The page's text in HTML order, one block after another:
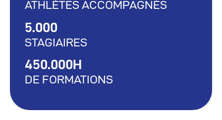
ATHLÈTES ACCOMPAGNÉS
5.000
STAGIAIRES
450.000H
DE FORMATIONS